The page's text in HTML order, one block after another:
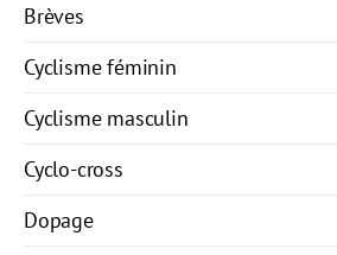
Brèves
Cyclisme féminin
Cyclisme masculin
Cyclo-cross
Dopage